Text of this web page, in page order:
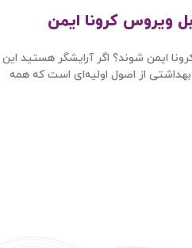
ویروس کرونا ایمن
ایمن شوند؟ اگر آرایشگر هستید این
از اصول اولیه‌ای است که همه